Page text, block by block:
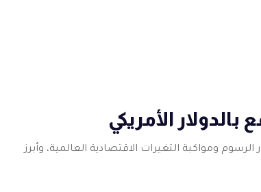
الأمريكي
ومواكبة التغيرات الاقتصادية العالمية، وأبرز